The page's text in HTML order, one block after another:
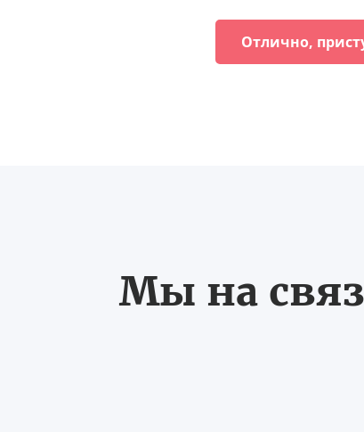
Отлично,
Мы на